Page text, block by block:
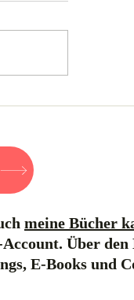
meine Bücher
Über den
E-Books und